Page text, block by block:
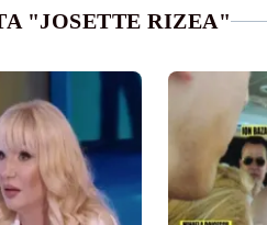
"JOSETTE RIZEA"